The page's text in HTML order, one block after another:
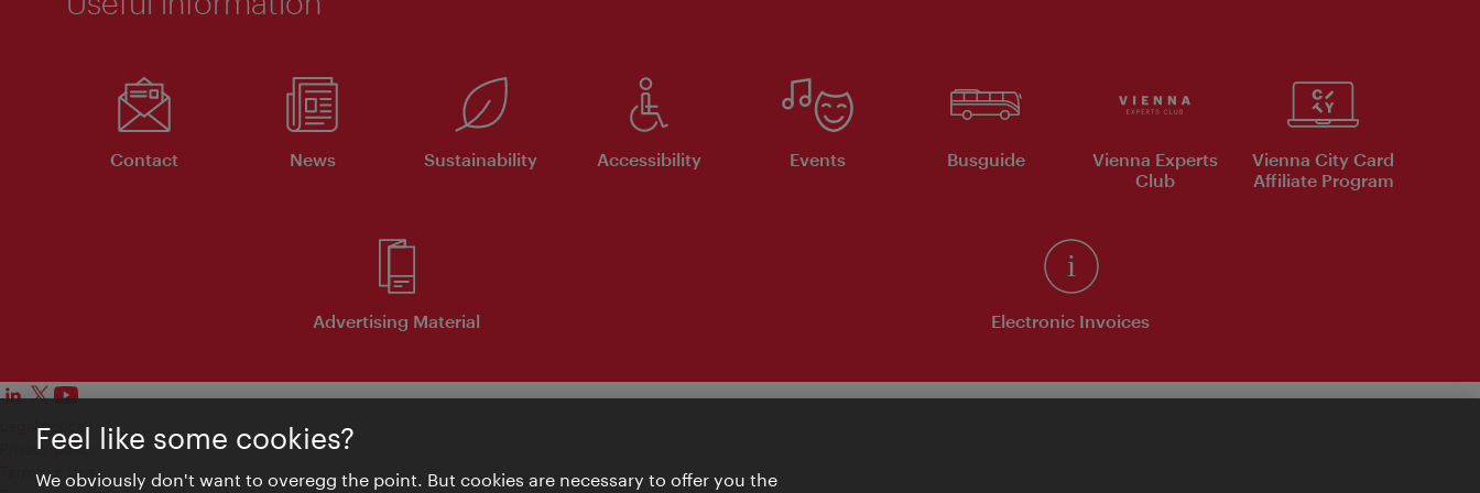
Contact News Sustainability Accessibility Events Busguide
Vienna Experts
Club
Vienna City Card
Affiliate Program
Advertising Material Electronic Invoices
Legal notice
Privacy policy
Terms of Use
Feel like some cookies?
We obviously don't want to overegg the point. But cookies are necessary to offer you the